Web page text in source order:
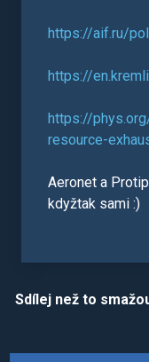
https://aif.ru/
https://
https://
resource-
Aeronet a
kdyžtak sami :)
Sdílej než to